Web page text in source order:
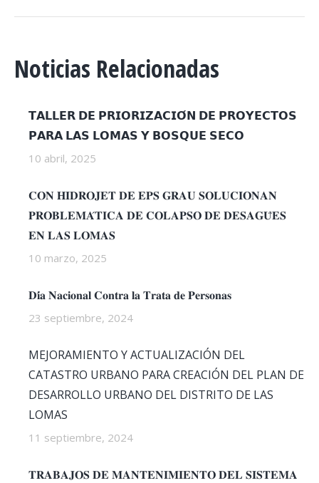
Noticias Relacionadas
𝗧𝗔𝗟𝗟𝗘𝗥 𝗗𝗘 𝗣𝗥𝗜𝗢𝗥𝗜𝗭𝗔𝗖𝗜𝗢́𝗡 𝗗𝗘 𝗣𝗥𝗢𝗬𝗘𝗖𝗧𝗢𝗦
𝗣𝗔𝗥𝗔 𝗟𝗔𝗦 𝗟𝗢𝗠𝗔𝗦 𝗬 𝗕𝗢𝗦𝗤𝗨𝗘 𝗦𝗘𝗖𝗢
10 abril, 2025
𝐂𝐎𝐍 𝐇𝐈𝐃𝐑𝐎𝐉𝐄𝐓 𝐃𝐄 𝐄𝐏𝐒 𝐆𝐑𝐀𝐔 𝐒𝐎𝐋𝐔𝐂𝐈𝐎𝐍𝐀𝐍
𝐏𝐑𝐎𝐁𝐋𝐄𝐌𝐀́𝐓𝐈𝐂𝐀 𝐃𝐄 𝐂𝐎𝐋𝐀𝐏𝐒𝐎 𝐃𝐄 𝐃𝐄𝐒𝐀𝐆𝐔̈𝐄𝐒
𝐄𝐍 𝐋𝐀𝐒 𝐋𝐎𝐌𝐀𝐒
10 marzo, 2025
𝐃𝐢́𝐚 𝐍𝐚𝐜𝐢𝐨𝐧𝐚𝐥 𝐂𝐨𝐧𝐭𝐫𝐚 𝐥𝐚 𝐓𝐫𝐚𝐭𝐚 𝐝𝐞 𝐏𝐞𝐫𝐬𝐨𝐧𝐚𝐬
23 septiembre, 2024
MEJORAMIENTO Y ACTUALIZACIÓN DEL
CATASTRO URBANO PARA CREACIÓN DEL PLAN DE
DESARROLLO URBANO DEL DISTRITO DE LAS
LOMAS
11 septiembre, 2024
𝐓𝐑𝐀𝐁𝐀𝐉𝐎𝐒 𝐃𝐄 𝐌𝐀𝐍𝐓𝐄𝐍𝐈𝐌𝐈𝐄𝐍𝐓𝐎 𝐃𝐄𝐋 𝐒𝐈𝐒𝐓𝐄𝐌𝐀